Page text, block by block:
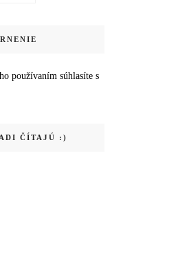
používaním súhlasíte s
ČÍTAJÚ :)